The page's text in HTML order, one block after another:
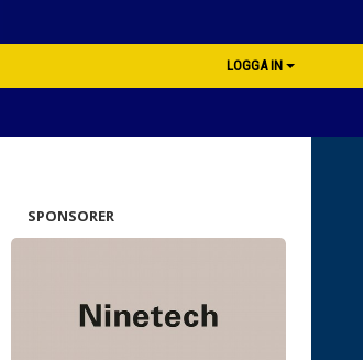
LOGGA IN
SPONSORER